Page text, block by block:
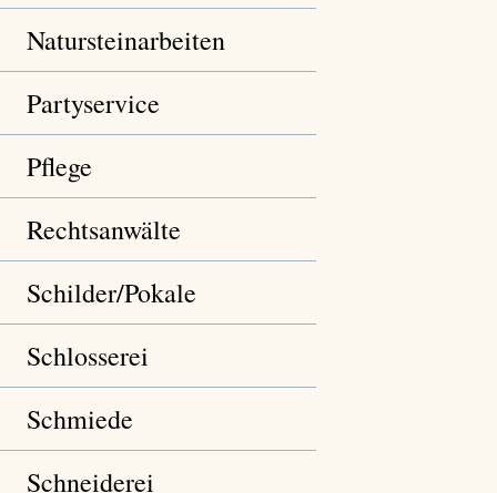
Natursteinarbeiten
Partyservice
Pflege
Rechtsanwälte
Schilder/Pokale
Schlosserei
Schmiede
Schneiderei